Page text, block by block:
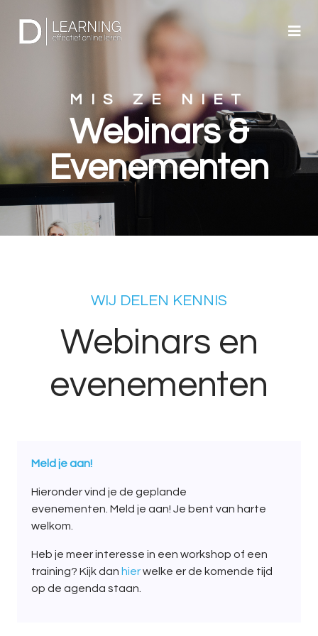
MIS ZE NIET
Webinars &
Evenementen
WIJ DELEN KENNIS
Webinars en
evenementen
Meld je aan!
Hieronder vind je de geplande
evenementen. Meld je aan! Je bent van harte
welkom.
Heb je meer interesse in een workshop of een
training? Kijk dan hierwelke er de komende tijd
op de agenda staan.